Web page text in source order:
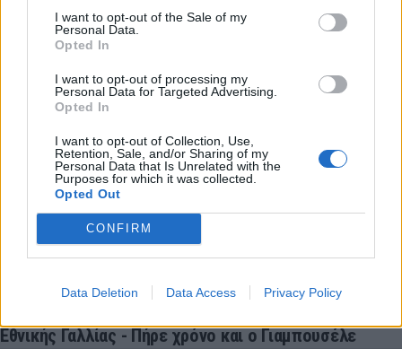
I want to opt-out of the Sale of my
Personal Data.
Opted In
I want to opt-out of processing my
Personal Data for Targeted Advertising.
Opted In
I want to opt-out of Collection, Use,
Retention, Sale, and/or Sharing of my
Personal Data that Is Unrelated with the
Purposes for which it was collected.
Opted Out
CONFIRM
Data Deletion Data Access Privacy Policy
EUROLEAGUE
Βιλερμπάν: Ανακοινώθηκε η μεταγραφή του Πάτι Μιλς
CONFERENCE LEAGUE
Προπονητής ΤΣΣΚΑ 1948: «Η πίεση είναι στον
Παναθηναϊκό, έχει πολύ μεγαλύτερο μπάτζετ»
ΣΠΟΡ
Ευρωπαϊκό κολύμβησης: Πρεμιέρα με «βροχή» από
ρεκόρ και εξαιρετικές ελληνικές παρουσίες
ΜΠΑΣΚΕΤ
Εθνικής Γαλλίας - Πήρε χρόνο και ο Γιαμπουσέλε